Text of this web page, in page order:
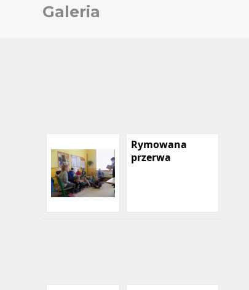
Galeria
Rymowana
przerwa